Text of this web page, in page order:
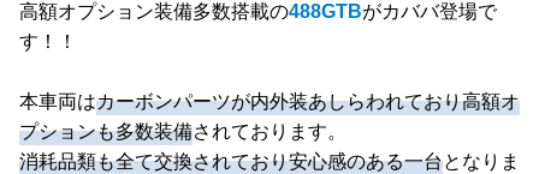
高額オプション装備多数搭載の488GTBがカババ登場で
す！！
本車両はカーボンパーツが内外装あしらわれており高額オ
プションも多数装備されております。
消耗品類も全て交換されており安心感のある一台となりま